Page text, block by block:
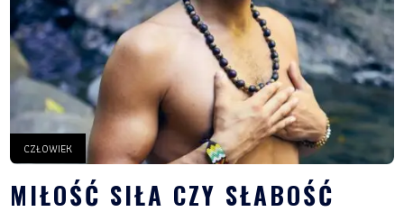
CZŁOWIEK
MIŁOŚĆ SIŁA CZY SŁABOŚĆ